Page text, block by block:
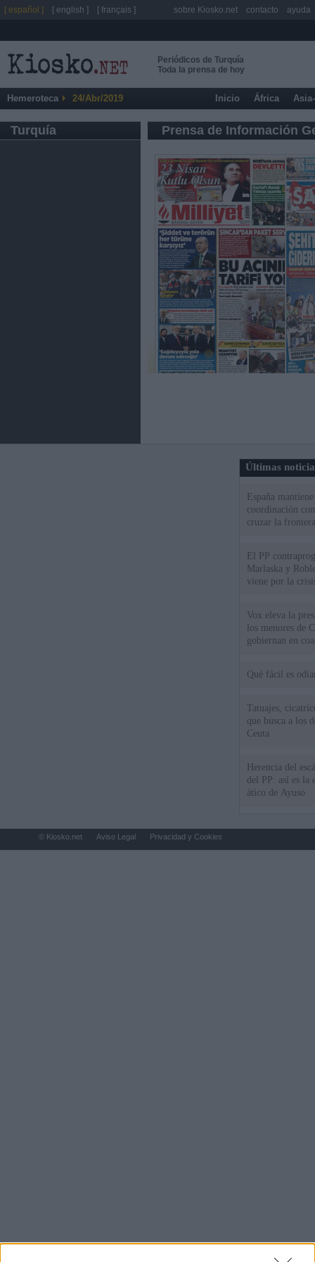
Periódicos de Turquía
Toda la prensa de hoy
Hemeroteca 24/Abr/2019 Inicio África
Turquía Prensa de Información
Últimas
España
coordinación
cruzar la
El PP
Marlaska y
viene por la
Vox eleva la
los menores de
gobiernan en
Qué fácil es
Tatuajes,
que busca a los
Ceuta
Herencia del
del PP: así es la
ático de Ayuso
[ español ] [ english ] [ français ] sobre Kiosko.net contacto ayuda
© Kiosko.net Aviso Legal Privacidad y Cookies